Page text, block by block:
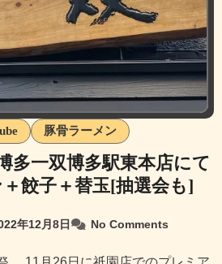
豚骨ラーメン
多一双博多駅東本店にて
餃子＋替玉[抽選会も]
年12月8日 No Comments